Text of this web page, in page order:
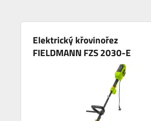
Elektrický křovinořez
FIELDMANN FZS 2030-E